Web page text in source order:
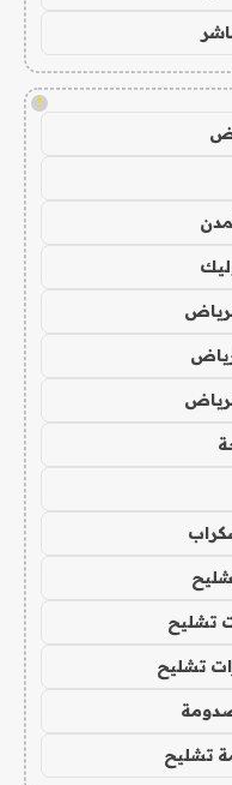
!
تشليح
تشليح
تشليح